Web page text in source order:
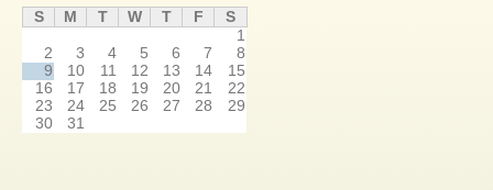
S M T W T F
S
1
2
3 4 5 6 7
8
9
10 11 12 13 14
15
16
17 18 19 20 21
22
23
24 25 26 27 28
29
30
31